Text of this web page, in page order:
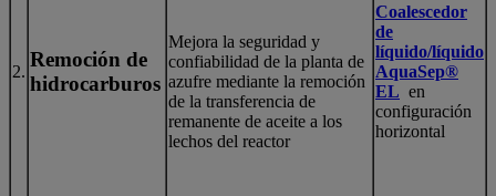
2.
Remoción de
hidrocarburos
Mejora la seguridad y
confiabilidad de la planta de
azufre mediante la remoción
de la transferencia de
remanente de aceite a los
lechos del reactor
Coalescedor
de
líquido/líquido
AquaSep®
EL en
configuración
horizontal